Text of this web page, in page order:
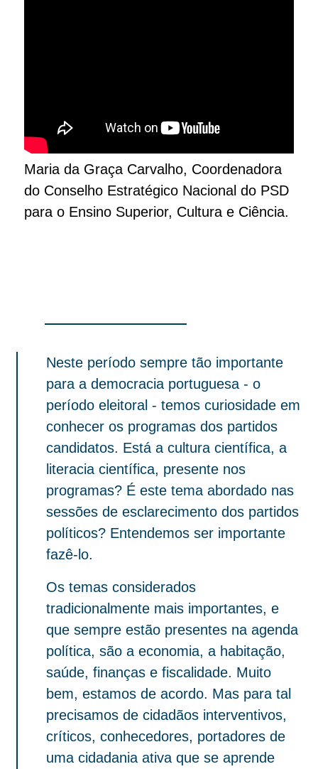
Maria da Graça Carvalho, Coordenadora
do Conselho Estratégico Nacional do PSD
para o Ensino Superior, Cultura e Ciência.
Neste período sempre tão importante
para a democracia portuguesa - o
período eleitoral - temos curiosidade em
conhecer os programas dos partidos
candidatos. Está a cultura científica, a
literacia científica, presente nos
programas? É este tema abordado nas
sessões de esclarecimento dos partidos
políticos? Entendemos ser importante
fazê-lo.
Os temas considerados
tradicionalmente mais importantes, e
que sempre estão presentes na agenda
política, são a economia, a habitação,
saúde, finanças e fiscalidade. Muito
bem, estamos de acordo. Mas para tal
precisamos de cidadãos interventivos,
críticos, conhecedores, portadores de
uma cidadania ativa que se aprende